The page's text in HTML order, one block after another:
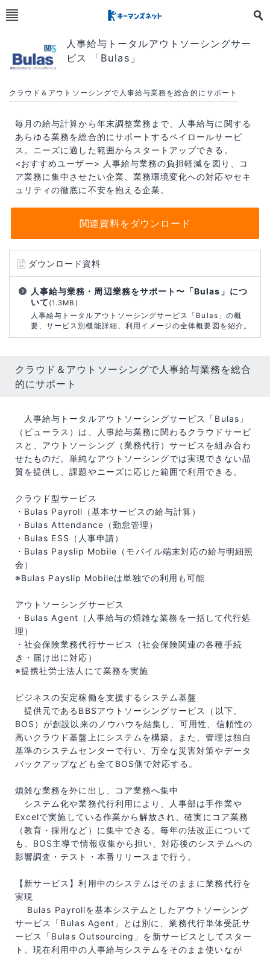
人事給与トータルアウトソーシングサー
ビス 「Bulas」
クラウド＆アウトソーシングで人事給与業務を総合的にサポート
毎月の給与計算から年末調整業務まで、人事給与に関する
あらゆる業務を総合的にサポートするペイロールサービ
ス。ニーズに適した範囲からスタートアップできる。
<おすすめユーザー> 人事給与業務の負担軽減を図り、コ
ア業務に集中させたい企業、業務環境変化への対応やセキ
ュリティの徹底に不安を抱える企業。
関連資料をダウンロード
ダウンロード資料
人事給与業務・周辺業務をサポート〜「Bulas」につ
いて (1.3MB)
人事給与トータルアウトソーシングサービス「Bulas」の概
要、サービス別機能詳細、利用イメージの全体概要図を紹介。
クラウド＆アウトソーシングで人事給与業務を総合
的にサポート
人事給与トータルアウトソーシングサービス「Bulas」
（ビューラス）は、人事給与業務に関わるクラウドサービ
スと、アウトソーシング（業務代行）サービスを組み合わ
せたものだ。単純なアウトソーシングでは実現できない品
質を提供し、課題やニーズに応じた範囲で利用できる。
クラウド型サービス
・Bulas Payroll（基本サービスの給与計算）
・Bulas Attendance（勤怠管理）
・Bulas ESS（人事申請）
・Bulas Payslip Mobile（モバイル端末対応の給与明細照
会）
※Bulas Payslip Mobileは単独での利用も可能
アウトソーシングサービス
・Bulas Agent（人事給与の煩雑な業務を一括して代行処
理）
・社会保険業務代行サービス（社会保険関連の各種手続
き・届け出に対応）
※提携社労士法人にて業務を実施
ビジネスの安定稼働を支援するシステム基盤
提供元であるBBSアウトソーシングサービス（以下、
BOS）が創設以来のノウハウを結集し、可用性、信頼性の
高いクラウド基盤上にシステムを構築。また、管理は独自
基準のシステムセンターで行い、万全な災害対策やデータ
バックアップなども全てBOS側で対応する。
煩雑な業務を外に出し、コア業務へ集中
システム化や業務代行利用により、人事部は手作業や
Excelで実施している作業から解放され、確実にコア業務
（教育・採用など）に集中できる。毎年の法改正について
も、BOS主導で情報収集から担い、対応後のシステムへの
影響調査・テスト・本番リリースまで行う。
【新サービス】利用中のシステムはそのままに業務代行を
実現
Bulas Payrollを基本システムとしたアウトソーシング
サービス「Bulas Agent」とは別に、業務代行単体受託サ
ービス「Bulas Outsourcing」を新サービスとしてスター
ト。現在利用中の人事給与システムをそのまま使いなが